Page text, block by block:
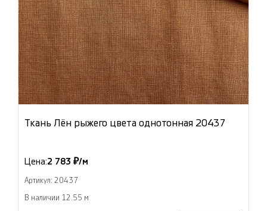
Ткань Лён рыжего цвета однотонная 20437
Цена:2 783 ₽/м
Артикул: 20437
В наличии 12.55 м